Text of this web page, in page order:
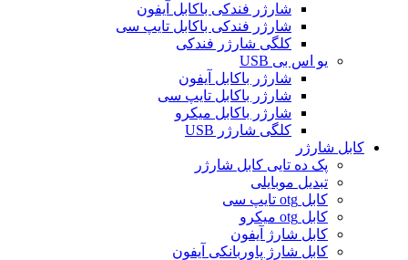
شارژر فندکی باکابل آیفون
شارژر فندکی باکابل تایپ سی
کلگی شارژر فندکی
یو اس بی USB
شارژر باکابل آیفون
شارژر باکابل تایپ سی
شارژر باکابل میکرو
کلگی شارژر USB
کابل شارژر
پک ده تایی کابل شارژر
تبدیل موبایلی
کابل otg تایپ سی
کابل otg میکرو
کابل شارژ آیفون
کابل شارژ پاوربانکی آیفون